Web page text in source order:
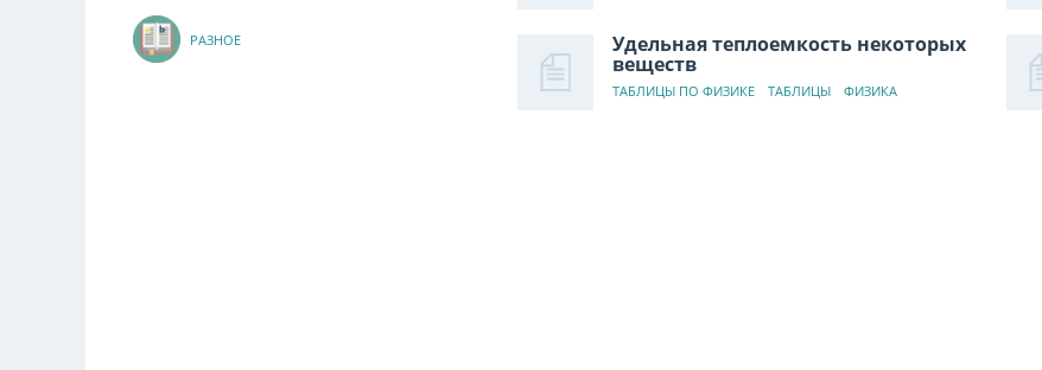
Удельная теплоемкость некоторых
веществ
ТАБЛИЦЫ ПО ФИЗИКЕ ТАБЛИЦЫ ФИЗИКА
РАЗНОЕ